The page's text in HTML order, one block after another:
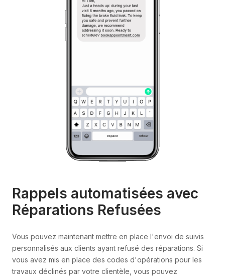
Rappels automatisées avec
Réparations Refusées
Vous pouvez maintenant mettre en place l'envoi de suivis
personnalisés aux clients ayant refusé des réparations. Si
vous avez mis en place des codes d'opérations pour les
travaux déclinés par votre clientèle, vous pouvez